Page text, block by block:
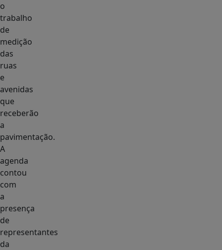
o
trabalho
de
medição
das
ruas
e
avenidas
que
receberão
a
pavimentação.
A
agenda
contou
com
a
presença
de
representantes
da